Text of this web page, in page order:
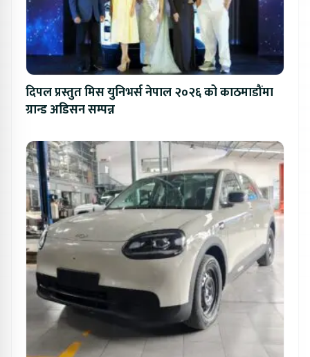
दिपल प्रस्तुत मिस युनिभर्स नेपाल २०२६ को काठमाडौंमा
ग्रान्ड अडिसन सम्पन्न